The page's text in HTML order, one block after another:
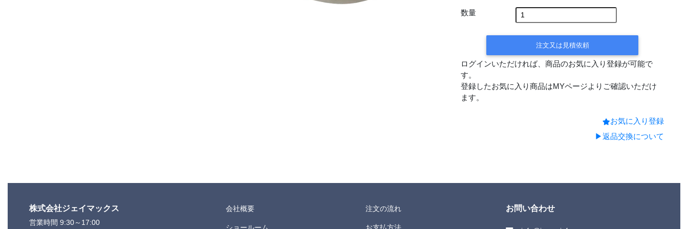
数量
注文又は見積依頼
ログインいただければ、商品のお気に入り登録が可能で
す。
登録したお気に入り商品はMYページよりご確認いただけ
ます。
お気に入り登録
▶返品交換について
株式会社ジェイマックス
営業時間 9:30～17:00
会社概要 注文の流れ お問い合わせ